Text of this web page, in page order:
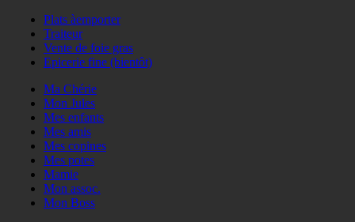
Plats àemporter
Traiteur
Vente de foie gras
Epicerie fine (bientôt)
Ma Chérie
Mon Jules
Mes enfants
Mes amis
Mes copines
Mes potes
Mamie
Mon assoc.
Mon Boss